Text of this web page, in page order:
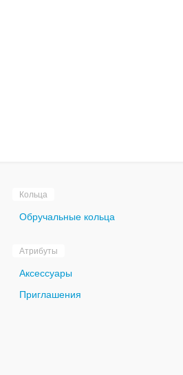
Кольца
Обручальные кольца
Атрибуты
Аксессуары
Приглашения